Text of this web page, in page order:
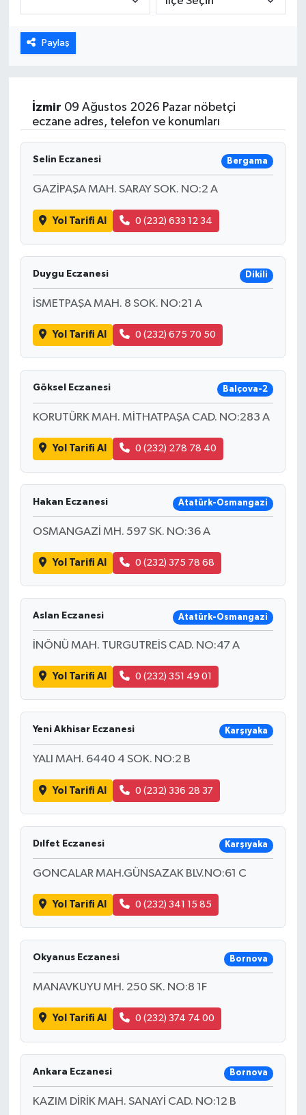
Paylaş
İzmir 09 Ağustos 2026 Pazar nöbetçi
eczane adres, telefon ve konumları
Selin Eczanesi Bergama
GAZİPAŞA MAH. SARAY SOK. NO:2 A
Yol Tarifi Al 0 (232) 633 12 34
Duygu Eczanesi Dikili
İSMETPAŞA MAH. 8 SOK. NO:21 A
Yol Tarifi Al 0 (232) 675 70 50
Göksel Eczanesi Balçova-2
KORUTÜRK MAH. MİTHATPAŞA CAD. NO:283 A
Yol Tarifi Al 0 (232) 278 78 40
Hakan Eczanesi Atatürk-Osmangazi
OSMANGAZİ MH. 597 SK. NO:36 A
Yol Tarifi Al 0 (232) 375 78 68
Aslan Eczanesi Atatürk-Osmangazi
İNÖNÜ MAH. TURGUTREİS CAD. NO:47 A
Yol Tarifi Al 0 (232) 351 49 01
Yeni Akhisar Eczanesi Karşıyaka
YALI MAH. 6440 4 SOK. NO:2 B
Yol Tarifi Al 0 (232) 336 28 37
Dılfet Eczanesi Karşıyaka
GONCALAR MAH.GÜNSAZAK BLV.NO:61 C
Yol Tarifi Al 0 (232) 341 15 85
Okyanus Eczanesi Bornova
MANAVKUYU MH. 250 SK. NO:8 1F
Yol Tarifi Al 0 (232) 374 74 00
Ankara Eczanesi Bornova
KAZIM DİRİK MAH. SANAYİ CAD. NO:12 B
Emet
Foto Galeri
Genel
Gündem
Hisarcık
İlçeler
Köşe Yazıları
Kültür Sanat
Kütahya
Politika
Resmi İlan
Sağlık
Şaphane
Simav
Siyaset
Spor
Tavşanlı
Teknoloji